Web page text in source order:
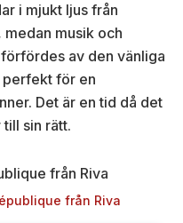
i mjukt ljus från
musik och
av den vänliga
perfekt för en
Det är en tid då det
sin rätt.
från Riva